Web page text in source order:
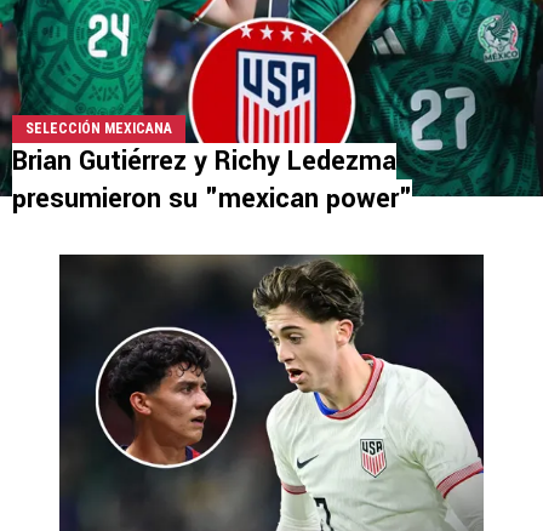
SELECCIÓN MEXICANA
Brian Gutiérrez y Richy Ledezma
presumieron su "mexican power"